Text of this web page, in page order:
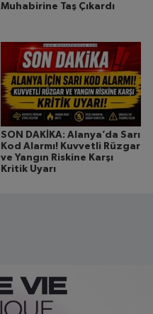
Muhabirine Taş Çıkardı
SON DAKİKA: Alanya’da Sarı
Kod Alarmı! Kuvvetli Rüzgar
ve Yangın Riskine Karşı
Kritik Uyarı